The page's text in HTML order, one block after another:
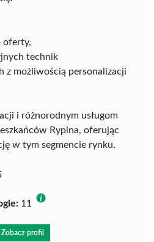
oferty,
technik
z możliwością personalizacji
i różnorodnym usługom
Rypina, oferując
w tym segmencie rynku.
11
Zobacz profil